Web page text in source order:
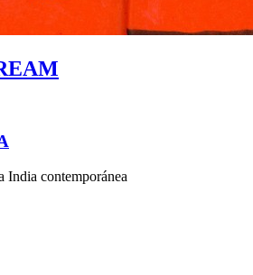
India contemporánea